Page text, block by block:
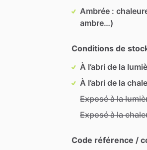
Ambrée :
ambre…)
Conditions de
À l’abri de la
À l’abri de la
Exposé à la
Exposé à la
Code référence /